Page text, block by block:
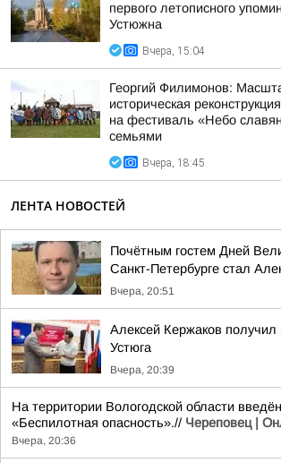
первого летописного
Устюжна
Вчера, 15:04
Георгий Филимонов:
историческая
на фестиваль «Небо
семьями
Вчера, 18:45
ЛЕНТА НОВОСТЕЙ
Почётным гостем Дней
Санкт-Петербурге стал
Вчера, 20:51
Алексей Кержаков получил
Устюга
Вчера, 20:39
На территории Вологодской области
«Беспилотная опасность».// Череповец |
Вчера, 20:36